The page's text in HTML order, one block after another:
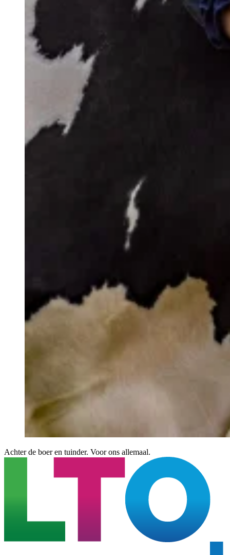
Achter de boer en tuinder. Voor ons allemaal.